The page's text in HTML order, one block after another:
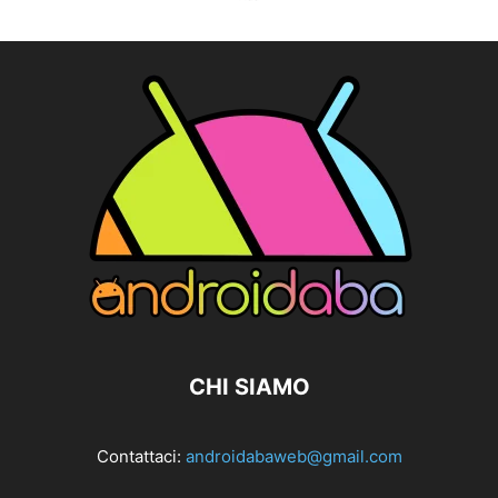
CHI SIAMO
Contattaci: androidabaweb@gmail.com